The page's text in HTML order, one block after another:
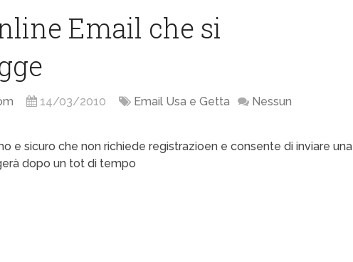
Email che si
14/03/2010 Email Usa e Getta
Nessun
e sicuro che non richiede registrazioen e consente di inviare una
dopo un tot di tempo